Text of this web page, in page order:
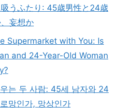
うふたり: 45歳男性と24歳
妄想か
Supermarket with You: Is
and 24-Year-Old Woman
는 두 사람: 45세 남자와 24
망인가, 망상인가